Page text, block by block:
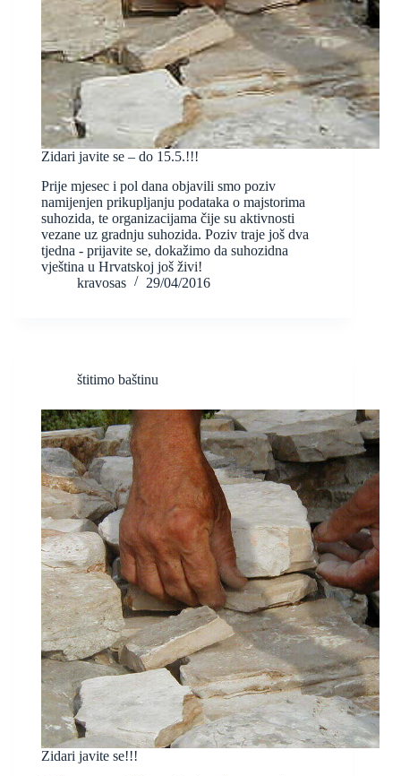
Zidari javite se – do 15.5.!!!
Prije mjesec i pol dana objavili smo poziv
namijenjen prikupljanju podataka o majstorima
suhozida, te organizacijama čije su aktivnosti
vezane uz gradnju suhozida. Poziv traje još dva
tjedna - prijavite se, dokažimo da suhozidna
vještina u Hrvatskoj još živi!
kravosas
29/04/2016
štitimo baštinu
Zidari javite se!!!